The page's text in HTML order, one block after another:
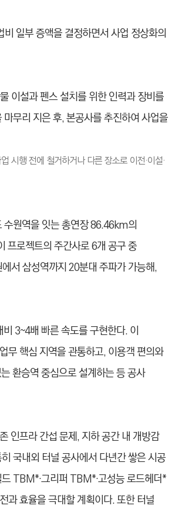
일부 증액을 결정하면서 사업 정상화의
이설과 펜스 설치를 위한 인력과 장비를
무리 지은 후, 본공사를 추진하여 사업을
시행 전에 철거하거나 다른 장소로 이전·이설·
원역을 잇는 총연장 86.46km의
프로젝트의 주간사로 6개 공구 중
서 삼성역까지 20분대 주파가 가능해,
3~4배 빠른 속도를 구현한다. 이
무 핵심 지역을 관통하고, 이용객 편의와
환승역 중심으로 설계하는 등 공사
인프라 간섭 문제, 지하 공간 내 개방감
국내외 터널 공사에서 다년간 쌓은 시공
TBM*·그리퍼 TBM*·고성능 로드헤더*
과 효율을 극대할 계획이다. 또한 터널